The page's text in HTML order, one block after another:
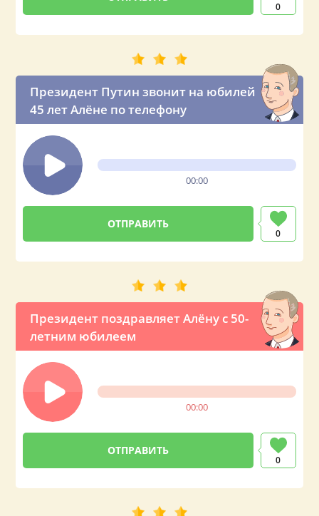
0
Президент Путин звонит на юбилей
45 лет Алёне по телефону
00:00
0
Президент поздравляет Алёну с 50-
летним юбилеем
00:00
0